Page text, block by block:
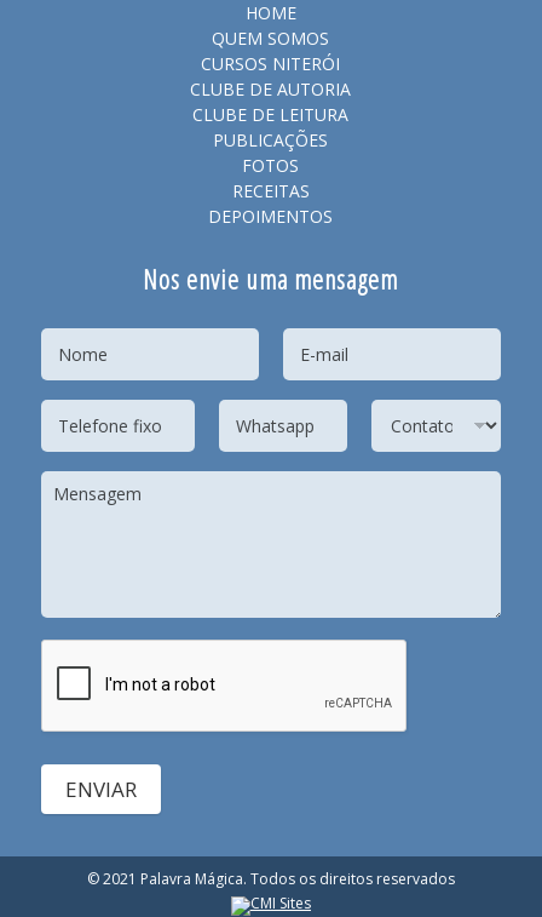
HOME
QUEM SOMOS
CURSOS NITERÓI
CLUBE DE AUTORIA
CLUBE DE LEITURA
PUBLICAÇÕES
FOTOS
RECEITAS
DEPOIMENTOS
Nos envie uma mensagem
ENVIAR
© 2021 Palavra Mágica. Todos os direitos reservados